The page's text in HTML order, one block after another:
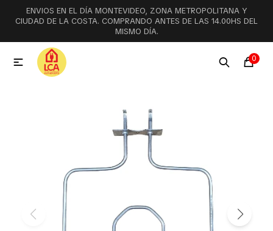
ENVIOS EN EL DÍA MONTEVIDEO, ZONA METROPOLITANA Y
CIUDAD DE LA COSTA. COMPRANDO ANTES DE LAS 14.00HS DEL
MISMO DÍA.
0

MI CUENTA
Menú
Lavadoras y lavavajillas